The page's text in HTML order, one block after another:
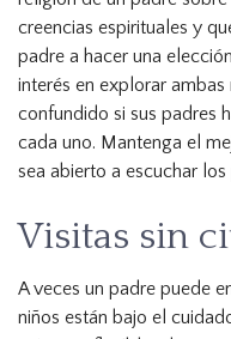
creencias espirituales y
padre a hacer una
interés en explorar
confundido si sus padres
cada uno. Mantenga el
sea abierto a escuchar
Visitas sin
A veces un padre puede
niños están bajo el